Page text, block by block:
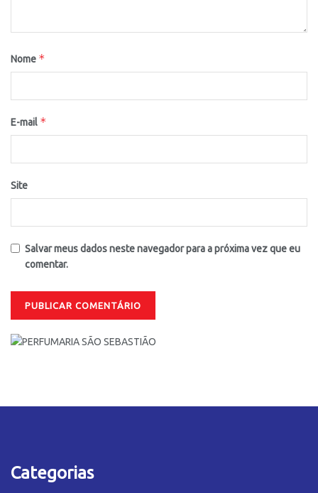
Nome *
E-mail *
Site
Salvar meus dados neste navegador para a próxima vez que eu
comentar.
Categorias